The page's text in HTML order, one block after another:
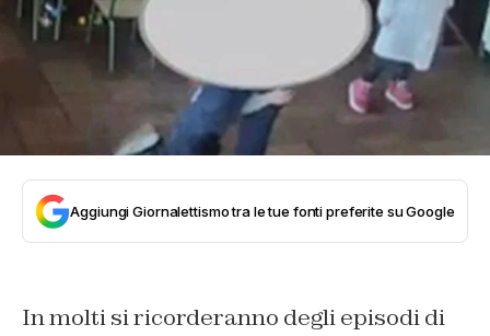
Aggiungi Giornalettismo tra le tue fonti preferite su Google
In molti si ricorderanno degli episodi di